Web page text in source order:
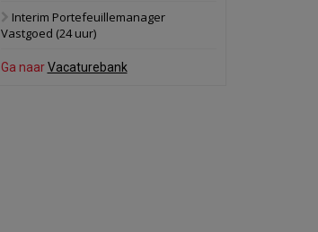
17 september 2026
Voormalig
Interim Portefeuillemanager
Vastgoed (24 uur)
Ga naarVacaturebank